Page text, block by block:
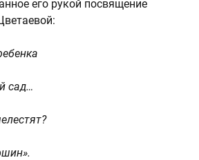
его рукой посвящение
сад…